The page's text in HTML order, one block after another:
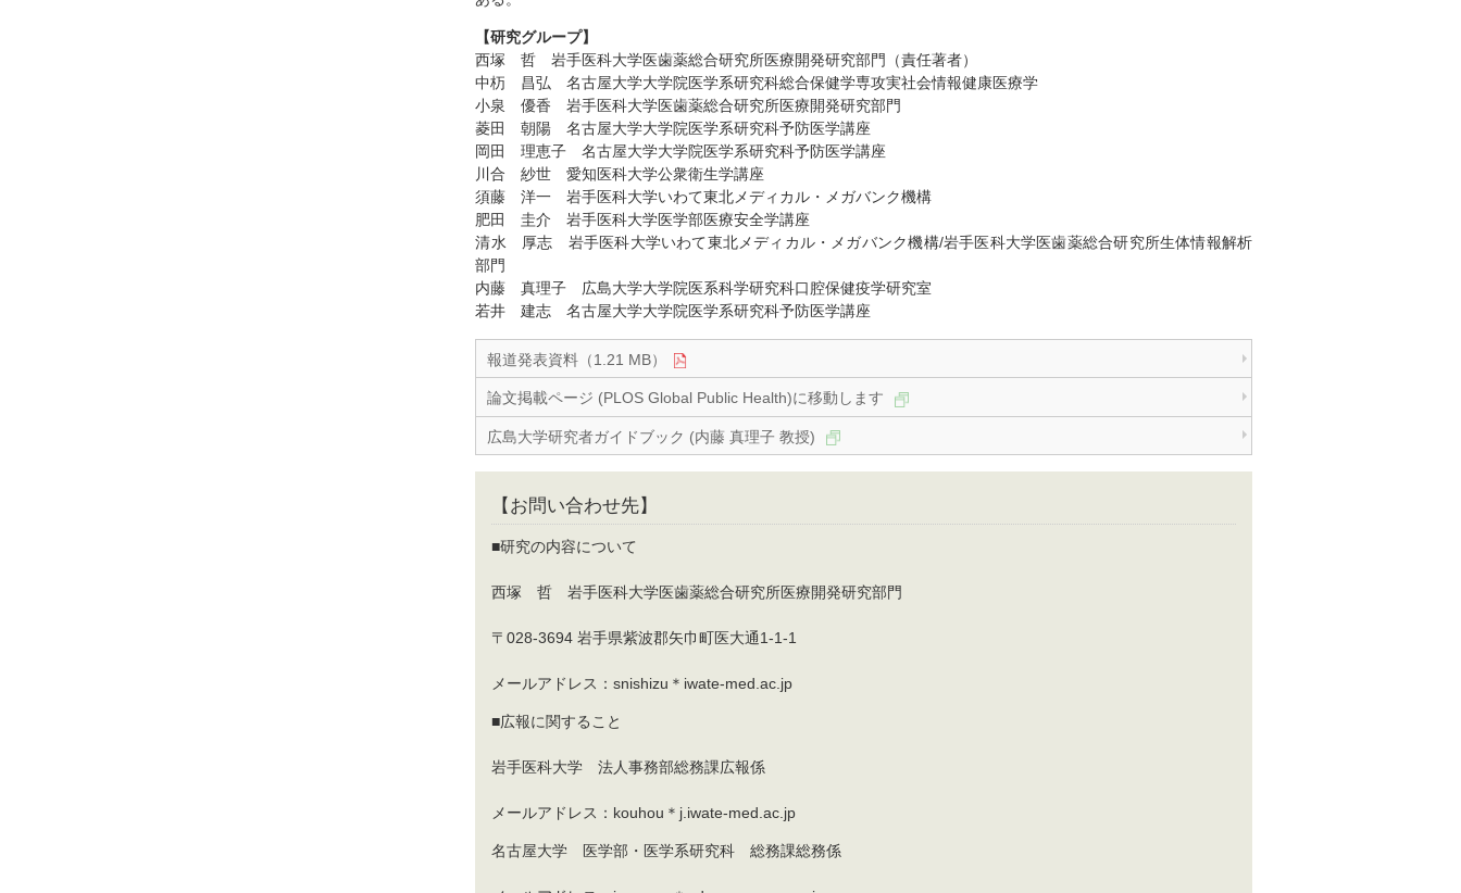
【研究グループ】
西塚 哲 岩手医科大学医歯薬総合研究所医療開発研究部門（責任著者）
中杤 昌弘 名古屋大学大学院医学系研究科総合保健学専攻実社会情報健康医療学
小泉 優香 岩手医科大学医歯薬総合研究所医療開発研究部門
菱田 朝陽 名古屋大学大学院医学系研究科予防医学講座
岡田 理恵子 名古屋大学大学院医学系研究科予防医学講座
川合 紗世 愛知医科大学公衆衛生学講座
須藤 洋一 岩手医科大学いわて東北メディカル・メガバンク機構
肥田 圭介 岩手医科大学医学部医療安全学講座
清水 厚志 岩手医科大学いわて東北メディカル・メガバンク機構/岩手医科大学医歯薬総合研究所生体情報解析
部門
内藤 真理子 広島大学大学院医系科学研究科口腔保健疫学研究室
若井 建志 名古屋大学大学院医学系研究科予防医学講座
報道発表資料（1.21 MB）
論文掲載ページ (PLOS Global Public Health)に移動します
広島大学研究者ガイドブック (内藤 真理子 教授)
【お問い合わせ先】
■研究の内容について
西塚 哲 岩手医科大学医歯薬総合研究所医療開発研究部門
〒028-3694 岩手県紫波郡矢巾町医大通1-1-1
メールアドレス：snishizu＊iwate-med.ac.jp
■広報に関すること
岩手医科大学 法人事務部総務課広報係
メールアドレス：kouhou＊j.iwate-med.ac.jp
名古屋大学 医学部・医学系研究科 総務課総務係